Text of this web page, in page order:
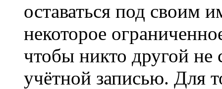
оставаться под своим
некоторое
чтобы никто другой не
учётной записью. Для